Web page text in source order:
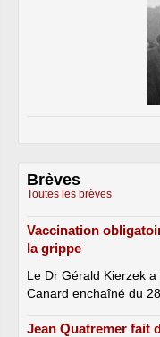
Brèves
Toutes les brèves
Vaccination
la grippe
Le Dr Gérald Kierzek a
Canard enchaîné du
Jean Quatremer fait